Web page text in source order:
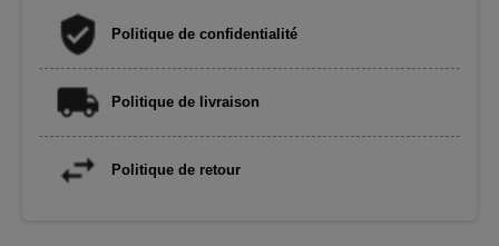
Politique de confidentialité
Politique de livraison
Politique de retour